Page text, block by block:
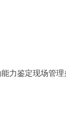
力鉴定现场管